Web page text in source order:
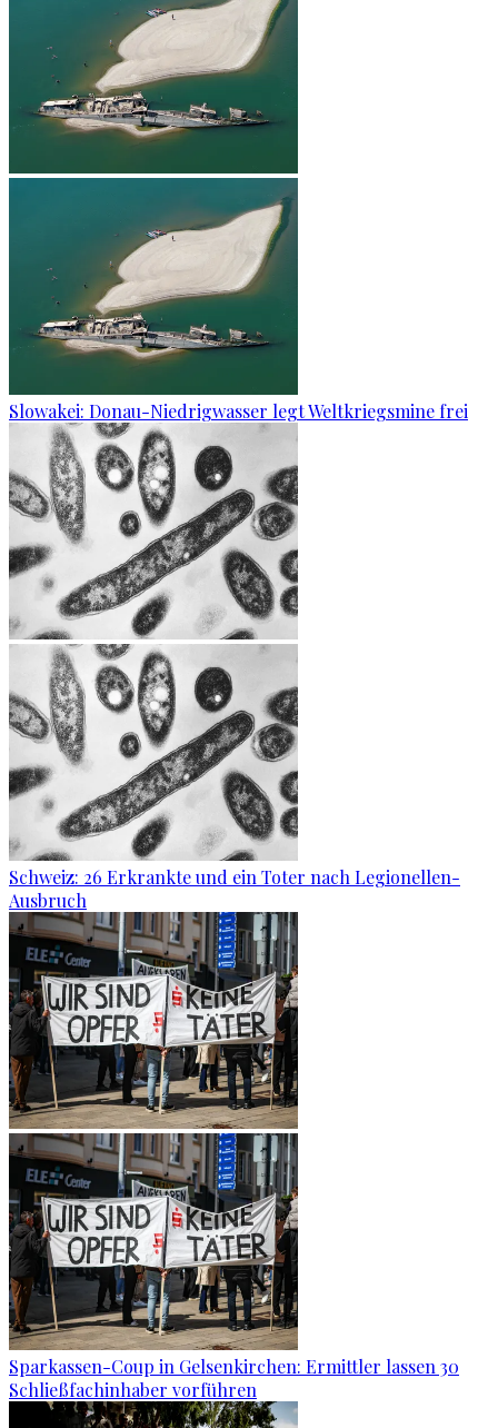
Slowakei: Donau-Niedrigwasser legt Weltkriegsmine frei
Schweiz: 26 Erkrankte und ein Toter nach Legionellen-
Ausbruch
Sparkassen-Coup in Gelsenkirchen: Ermittler lassen 30
Schließfachinhaber vorführen